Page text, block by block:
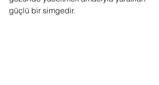
güçlü bir simgedir.